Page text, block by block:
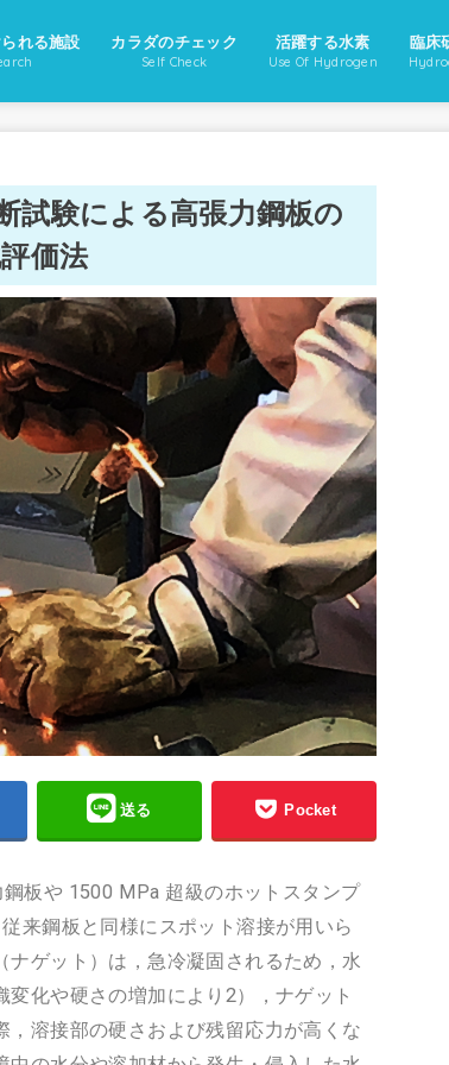
れる施設 カラダのチェック
Self Check
活躍する水素
Use Of Hydrogen
臨床
試験による高張力鋼板の
価法
送る Pocket
板や 1500 MPa 超級のホットスタンプ
来鋼板と同様にスポット溶接が用いら
ゲット）は，急冷凝固されるため，水
化や硬さの増加により2），ナゲット
溶接部の硬さおよび残留応力が高くな